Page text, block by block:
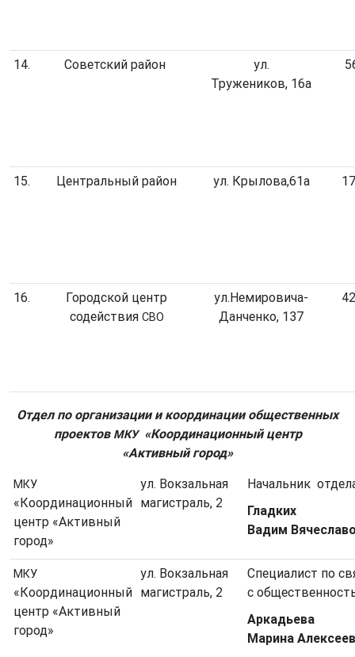
14. Советский район
ул.
Тружеников, 16а
15. Центральный район ул. Крылова,61а
16.
Городской центр
содействия СВО
ул.Немировича-
Данченко, 137
Отдел по организации и координации общественных
проектов МКУ«Координационный центр
«Активный город»
МКУ
«Координационный
центр «Активный
город»
ул. Вокзальная
магистраль, 2
Начальник
Гладких
Вадим
МКУ
«Координационный
центр «Активный
город»
ул. Вокзальная
магистраль, 2
Специалист по
с
Аркадьева
Марина